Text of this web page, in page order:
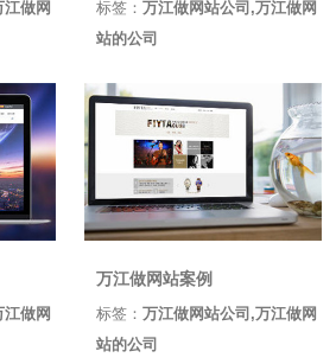
江做网
标签： 万江做网站公司,万江做网
站的公司
做网
万江做网站案例
标签： 万江做网站公司,万江做网
站的公司